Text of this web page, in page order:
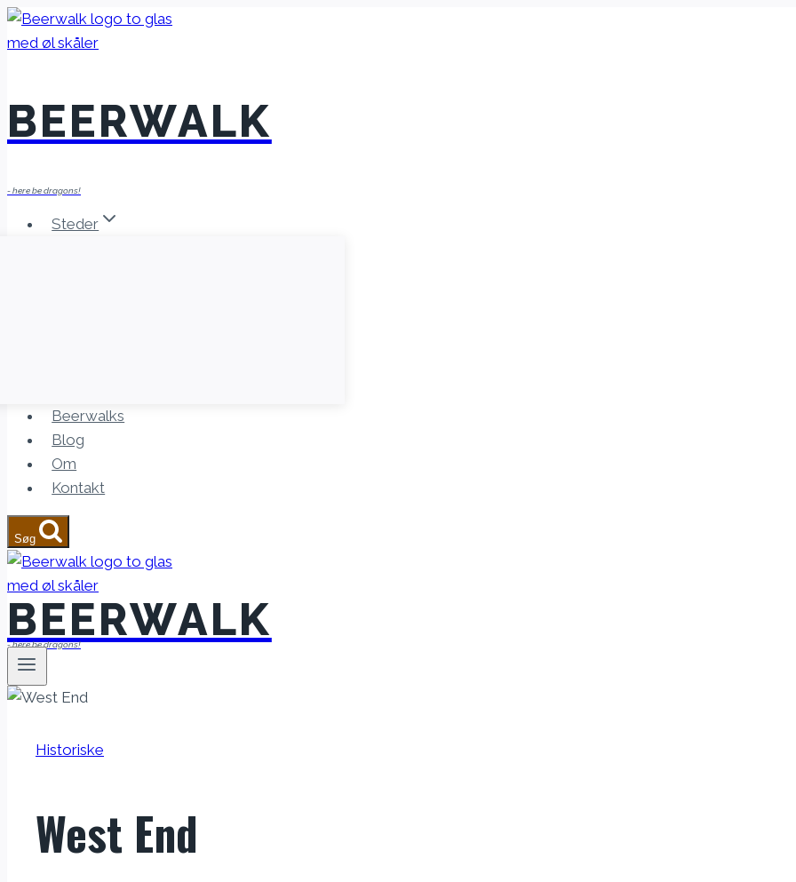
Fortsæt
til
BEERWALK
- here be dragons!
Steder
Beerwalks
Blog
Om
Kontakt
Søg
BEERWALK
- here be dragons!
Historiske
West End